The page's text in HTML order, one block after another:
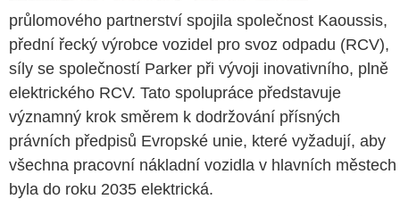
průlomového partnerství spojila společnost Kaoussis,
přední řecký výrobce vozidel pro svoz odpadu (RCV),
síly se společností Parker při vývoji inovativního, plně
elektrického RCV. Tato spolupráce představuje
významný krok směrem k dodržování přísných
právních předpisů Evropské unie, které vyžadují, aby
všechna pracovní nákladní vozidla v hlavních městech
byla do roku 2035 elektrická.